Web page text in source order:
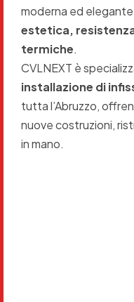
moderna ed
estetica,
termiche.
CVLNEXT è
installazione di
tutta l’Abruzzo,
nuove costruzioni,
in mano.